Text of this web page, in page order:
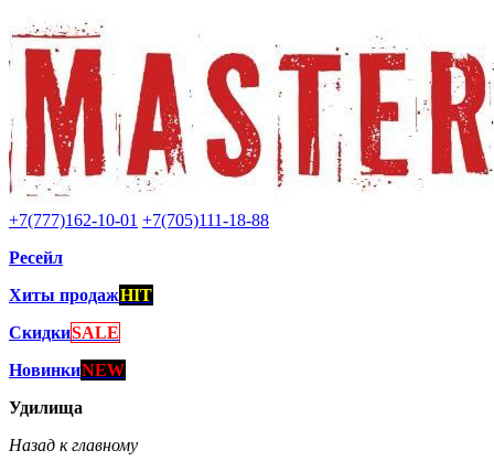
+7(777)162-10-01 +7(705)111-18-88
Ресейл
Хиты продажHIT
СкидкиSALE
НовинкиNEW
Удилища
Назад к главному